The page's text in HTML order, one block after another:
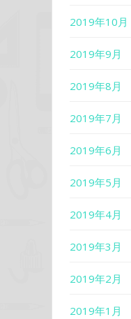
2019年10月
2019年9月
2019年8月
2019年7月
2019年6月
2019年5月
2019年4月
2019年3月
2019年2月
2019年1月